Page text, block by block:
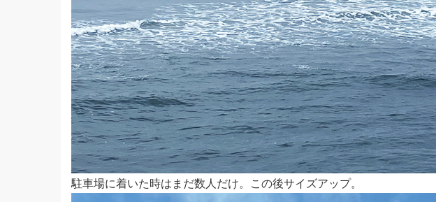
駐車場に着いた時はまだ数人だけ。この後サイズアップ。